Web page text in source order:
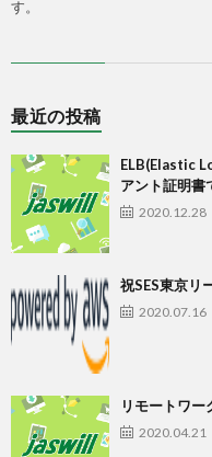
す。
最近の投稿
ELB(Elastic
アント証明書
2020.12.28
祝SES東京リ
2020.07.16
リモートワー
2020.04.21